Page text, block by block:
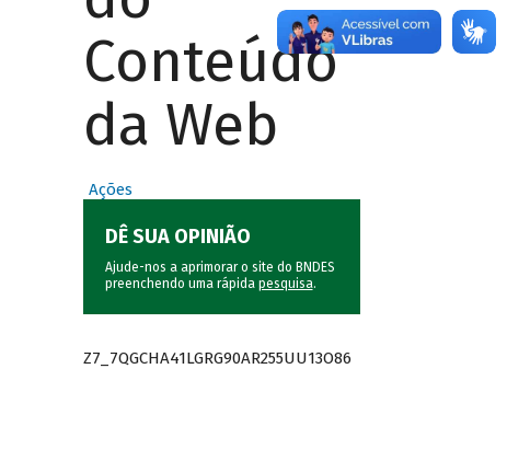
Conteúdo
da Web
Ações
DÊ SUA OPINIÃO
Ajude-nos a aprimorar o site do BNDES
preenchendo uma rápida pesquisa.
Z7_7QGCHA41LGRG90AR255UU13O86